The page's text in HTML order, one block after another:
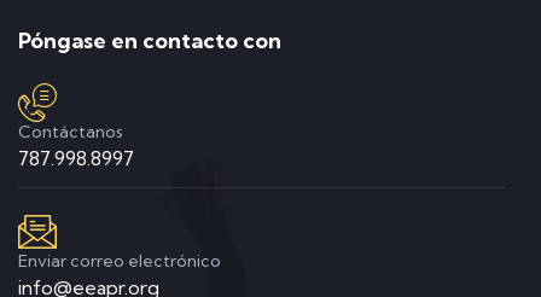
Póngase en contacto con
Contáctanos
787.998.8997
Enviar correo electrónico
info@eeapr.org